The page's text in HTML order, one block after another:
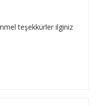
teşekkürler ilginiz